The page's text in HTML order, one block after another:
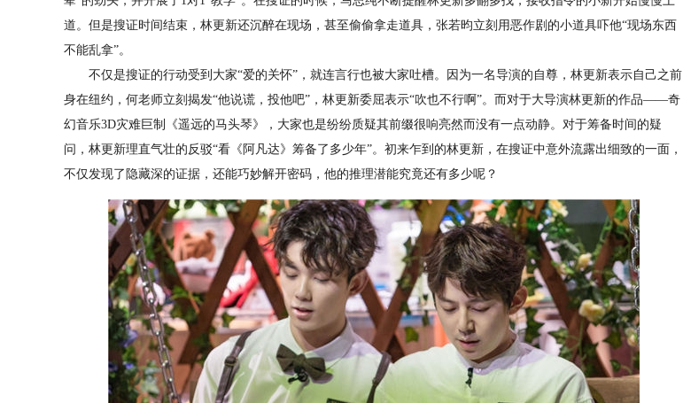
道。但是搜证时间结束，林更新还沉醉在现场，甚至偷偷拿走道具，张若昀立刻用恶作剧的小道具吓他“现场东西
不能乱拿”。
不仅是搜证的行动受到大家“爱的关怀”，就连言行也被大家吐槽。因为一名导演的自尊，林更新表示自己之前
身在纽约，何老师立刻揭发“他说谎，投他吧”，林更新委屈表示“吹也不行啊”。而对于大导演林更新的作品——奇
幻音乐3D灾难巨制《遥远的马头琴》，大家也是纷纷质疑其前缀很响亮然而没有一点动静。对于筹备时间的疑
问，林更新理直气壮的反驳“看《阿凡达》筹备了多少年”。初来乍到的林更新，在搜证中意外流露出细致的一面，
不仅发现了隐藏深的证据，还能巧妙解开密码，他的推理潜能究竟还有多少呢？